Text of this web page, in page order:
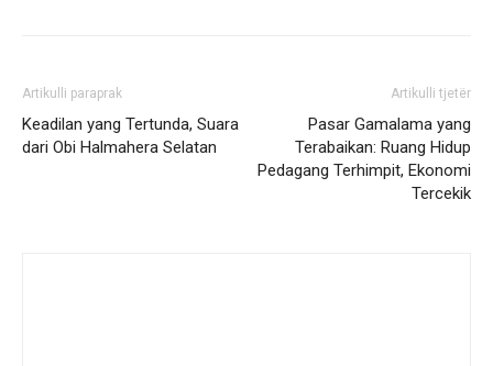
Artikulli paraprak
Keadilan yang Tertunda, Suara
dari Obi Halmahera Selatan
Artikulli tjetër
Pasar Gamalama yang
Terabaikan: Ruang Hidup
Pedagang Terhimpit, Ekonomi
Tercekik